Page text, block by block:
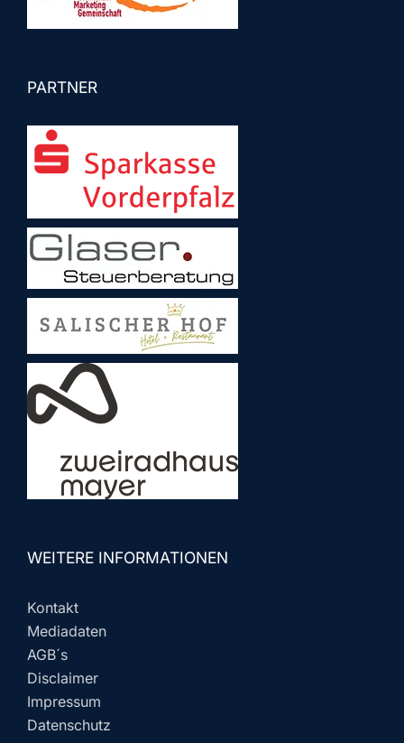
PARTNER
WEITERE INFORMATIONEN
Kontakt
Mediadaten
AGB´s
Disclaimer
Impressum
Datenschutz